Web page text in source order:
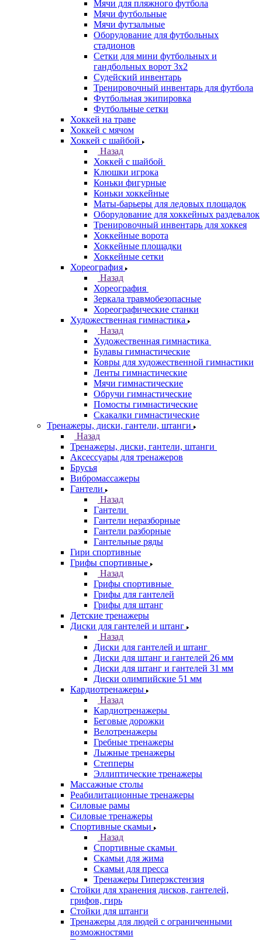
Мячи для пляжного футбола
Мячи футбольные
Мячи футзальные
Оборудование для футбольных
стадионов
Сетки для мини футбольных и
гандбольных ворот 3х2
Судейский инвентарь
Тренировочный инвентарь для футбола
Футбольная экипировка
Футбольные сетки
Хоккей на траве
Хоккей с мячом
Хоккей с шайбой
Назад
Хоккей с шайбой
Клюшки игрока
Коньки фигурные
Коньки хоккейные
Маты-барьеры для ледовых площадок
Оборудование для хоккейных раздевалок
Тренировочный инвентарь для хоккея
Хоккейные ворота
Хоккейные площадки
Хоккейные сетки
Хореография
Назад
Хореография
Зеркала травмобезопасные
Хореографические станки
Художественная гимнастика
Назад
Художественная гимнастика
Булавы гимнастические
Ковры для художественной гимнастики
Ленты гимнастические
Мячи гимнастические
Обручи гимнастические
Помосты гимнастические
Скакалки гимнастические
Тренажеры, диски, гантели, штанги
Назад
Тренажеры, диски, гантели, штанги
Аксессуары для тренажеров
Брусья
Вибромассажеры
Гантели
Назад
Гантели
Гантели неразборные
Гантели разборные
Гантельные ряды
Гири спортивные
Грифы спортивные
Назад
Грифы спортивные
Грифы для гантелей
Грифы для штанг
Детские тренажеры
Диски для гантелей и штанг
Назад
Диски для гантелей и штанг
Диски для штанг и гантелей 26 мм
Диски для штанг и гантелей 31 мм
Диски олимпийские 51 мм
Кардиотренажеры
Назад
Кардиотренажеры
Беговые дорожки
Велотренажеры
Гребные тренажеры
Лыжные тренажеры
Степперы
Эллиптические тренажеры
Массажные столы
Реабилитационные тренажеры
Силовые рамы
Силовые тренажеры
Спортивные скамьи
Назад
Спортивные скамьи
Скамьи для жима
Скамьи для пресса
Тренажеры Гиперэкстензия
Стойки для хранения дисков, гантелей,
грифов, гирь
Стойки для штанги
Тренажеры для людей с ограниченными
возможностями